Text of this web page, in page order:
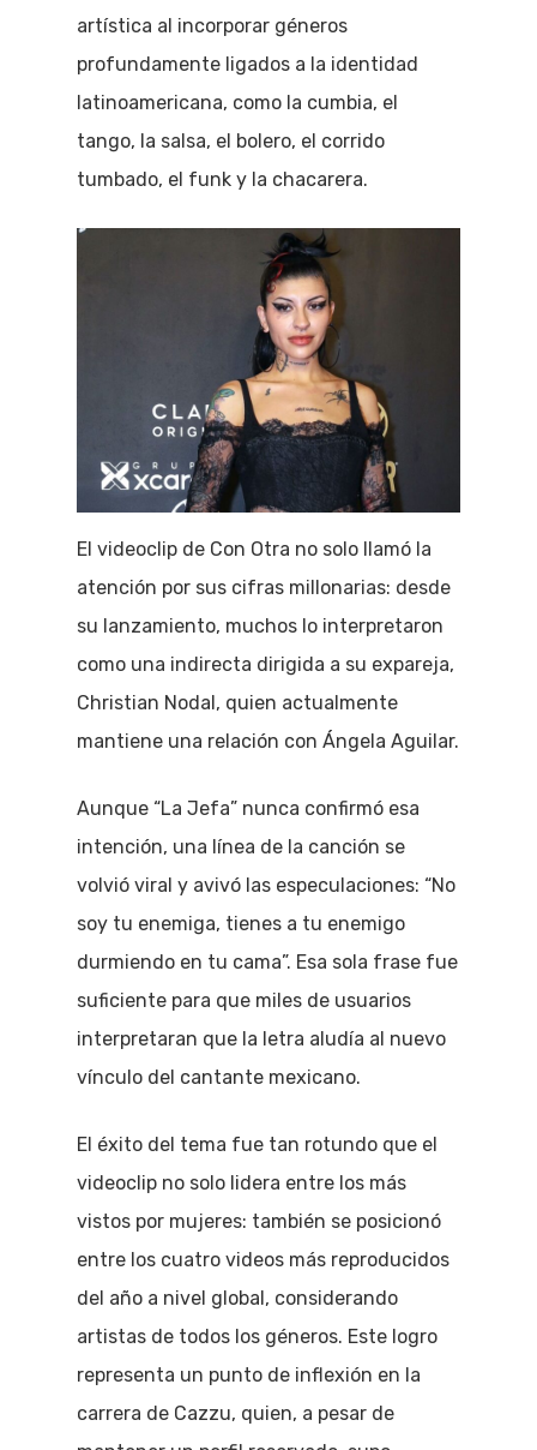
artística al incorporar géneros
profundamente ligados a la identidad
latinoamericana, como la cumbia, el
tango, la salsa, el bolero, el corrido
tumbado, el funk y la chacarera.
El videoclip de Con Otra no solo llamó la
atención por sus cifras millonarias: desde
su lanzamiento, muchos lo interpretaron
como una indirecta dirigida a su expareja,
Christian Nodal, quien actualmente
mantiene una relación con Ángela Aguilar.
Aunque “La Jefa” nunca confirmó esa
intención, una línea de la canción se
volvió viral y avivó las especulaciones: “No
soy tu enemiga, tienes a tu enemigo
durmiendo en tu cama”. Esa sola frase fue
suficiente para que miles de usuarios
interpretaran que la letra aludía al nuevo
vínculo del cantante mexicano.
El éxito del tema fue tan rotundo que el
videoclip no solo lidera entre los más
vistos por mujeres: también se posicionó
entre los cuatro videos más reproducidos
del año a nivel global, considerando
artistas de todos los géneros. Este logro
representa un punto de inflexión en la
carrera de Cazzu, quien, a pesar de